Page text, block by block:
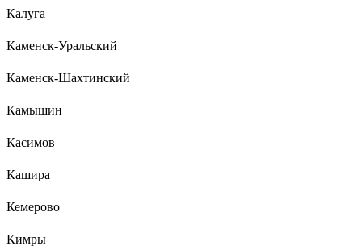
Калуга
Каменск-Уральский
Каменск-Шахтинский
Камышин
Касимов
Кашира
Кемерово
Кимры